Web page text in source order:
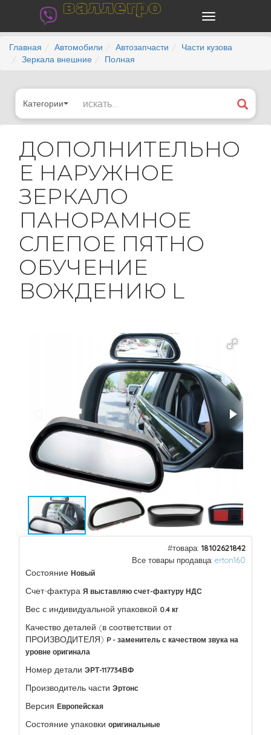
валлегро
Главная Автомобили Автозапчасти
Части кузова
Зеркала внешние
Полная
Категории
ДОПОЛНИТЕЛЬНО
Е НАРУЖНОЕ
ЗЕРКАЛО
ПАНОРАМНОЕ
СЛЕПОЕ ПЯТНО
ОБУЧЕНИЕ
ВОЖДЕНИЮ L
#товара: 18102621842
Все товары продавца: erton160
Состояние Новый
Счет-фактура Я выставляю счет-фактуру НДС
Вес с индивидуальной упаковкой 0.4 кг
Качество деталей (в соответствии от
ПРОИЗВОДИТЕЛЯ) P - заменитель с качеством звука на
уровне оригинала
Номер детали ЭРТ-117734ВФ
Производитель части Эртонс
Версия Европейская
Состояние упаковки оригинальные